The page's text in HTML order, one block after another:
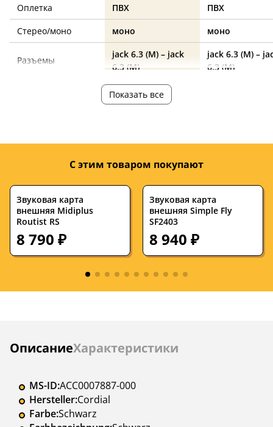
Оплетка ПВХ
ПВХ
Стерео/моно
моно моно
Разъемы
jack 6.3 (M) – jack
6.3 (M)
jack 6.3 (M) –
6.3 (M)
6
Показать все
С этим товаром покупают
Звуковая карта
внешняя Midiplus
Routist RS
8 790 ₽
Звуковая карта
внешняя Simple Fly
SF2403
8 940 ₽
ОписаниеХарактеристики
Инструкции
MS-ID:ACC0007887-000
Hersteller:Cordial
Farbe:Schwarz